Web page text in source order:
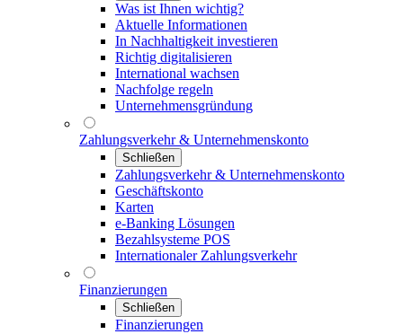
Was ist Ihnen wichtig?
Aktuelle Informationen
In Nachhaltigkeit investieren
Richtig digitalisieren
International wachsen
Nachfolge regeln
Unternehmensgründung
Zahlungsverkehr & Unternehmenskonto
Schließen
Zahlungsverkehr & Unternehmenskonto
Geschäftskonto
Karten
e-Banking Lösungen
Bezahlsysteme POS
Internationaler Zahlungsverkehr
Finanzierungen
Schließen
Finanzierungen